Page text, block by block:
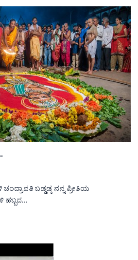
ಚಂದ್ರಾವತಿ ಬಡ್ಡಡ್ಕ ನನ್ನ ಪ್ರೀತಿಯ
ಹಬ್ಬದ…